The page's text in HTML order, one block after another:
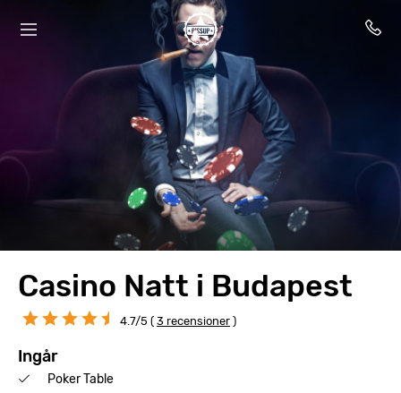
Casino Natt i Budapest
4.7/5 ( 3 recensioner )
Ingår
Poker Table